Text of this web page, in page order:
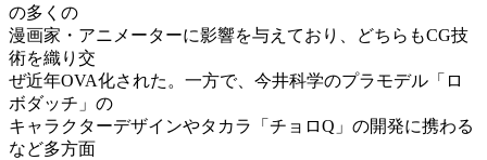
の多くの
漫画家・アニメーターに影響を与えており、どちらもCG技
術を織り交
ぜ近年OVA化された。一方で、今井科学のプラモデル「ロ
ボダッチ」の
キャラクターデザインやタカラ「チョロQ」の開発に携わる
など多方面